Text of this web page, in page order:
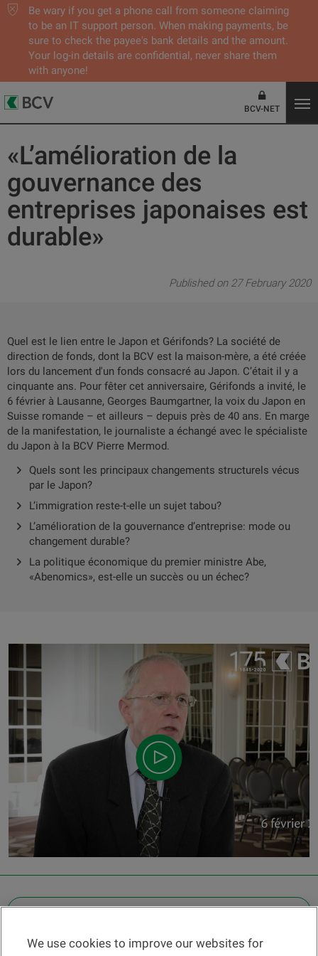
Be wary if you get a phone call from someone claiming
to be an IT support person. When making payments, be
sure to check the payee's bank details and the amount.
Your log-in details are confidential, never share them
with anyone!
BCV-NET
«L’amélioration de la
gouvernance des
entreprises japonaises est
durable»
Published on 27 February 2020
Quel est le lien entre le Japon et Gérifonds? La société de
direction de fonds, dont la BCV est la maison-mère, a été créée
lors du lancement d'un fonds consacré au Japon. C’était il y a
cinquante ans. Pour fêter cet anniversaire, Gérifonds a invité, le
6 février à Lausanne, Georges Baumgartner, la voix du Japon en
Suisse romande – et ailleurs – depuis près de 40 ans. En marge
de la manifestation, le journaliste a échangé avec le spécialiste
du Japon à la BCV Pierre Mermod.
Quels sont les principaux changements structurels vécus
par le Japon?
L’immigration reste-t-elle un sujet tabou?
L’amélioration de la gouvernance d’entreprise: mode ou
changement durable?
La politique économique du premier ministre Abe,
«Abenomics», est-elle un succès ou un échec?
Find a branch
We use cookies to improve our websites for